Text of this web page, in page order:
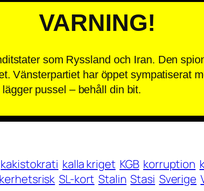
VARNING!
som Ryssland och Iran. Den
Vänsterpartiet har öppet sympatiserat
pussel – behåll din bit.
kakistokrati kalla kriget KGB korruption
SL-kort Stalin Stasi Sverige